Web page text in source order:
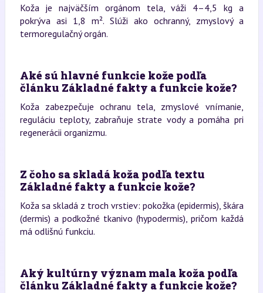
Koža je najväčším orgánom tela, váži 4–4,5 kg a
pokrýva asi 1,8 m². Slúži ako ochranný, zmyslový a
termoregulačný orgán.
Aké sú hlavné funkcie kože podľa
článku Základné fakty a funkcie kože?
Koža zabezpečuje ochranu tela, zmyslové vnímanie,
reguláciu teploty, zabraňuje strate vody a pomáha pri
regenerácii organizmu.
Z čoho sa skladá koža podľa textu
Základné fakty a funkcie kože?
Koža sa skladá z troch vrstiev: pokožka (epidermis), škára
(dermis) a podkožné tkanivo (hypodermis), pričom každá
má odlišnú funkciu.
Aký kultúrny význam mala koža podľa
článku Základné fakty a funkcie kože?